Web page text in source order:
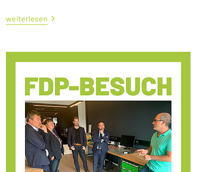
weiterlesen